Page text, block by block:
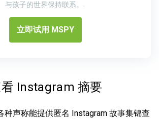
与孩子的世界保持联系。.
立即试用 MSPY
Instagram 摘要
种声称能提供匿名 Instagram 故事集锦查